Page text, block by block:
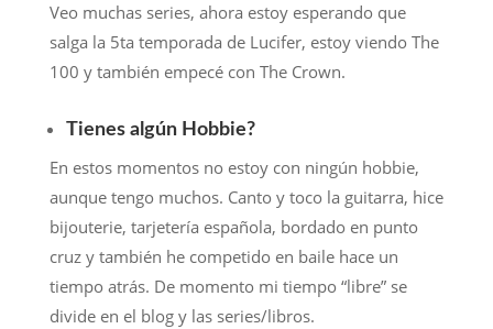
Veo muchas series, ahora estoy esperando que
salga la 5ta temporada de Lucifer, estoy viendo The
100 y también empecé con The Crown.
Tienes algún Hobbie?
En estos momentos no estoy con ningún hobbie,
aunque tengo muchos. Canto y toco la guitarra, hice
bijouterie, tarjetería española, bordado en punto
cruz y también he competido en baile hace un
tiempo atrás. De momento mi tiempo “libre” se
divide en el blog y las series/libros.